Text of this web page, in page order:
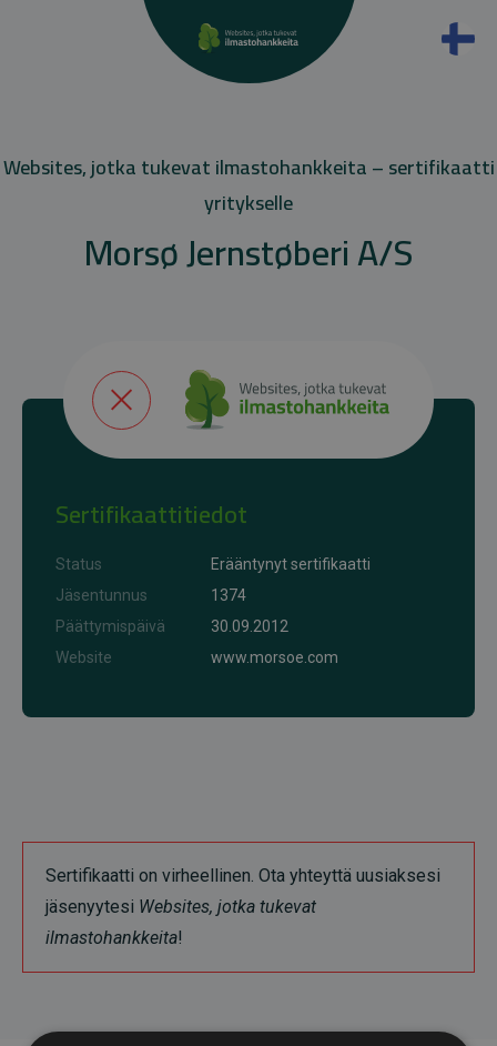
Websites, jotka tukevat ilmastohankkeita – sertifikaatti
yritykselle
Morsø Jernstøberi A/S
Sertifikaattitiedot
Status
Erääntynyt sertifikaatti
Jäsentunnus
1374
Päättymispäivä
30.09.2012
Website
www.morsoe.com
Sertifikaatti on virheellinen. Ota yhteyttä uusiaksesi
jäsenyytesi Websites, jotka tukevat
ilmastohankkeita!